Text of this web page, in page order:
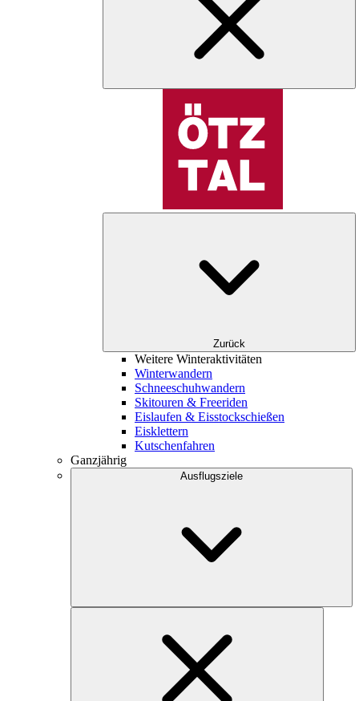
Zurück
Weitere Winteraktivitäten
Winterwandern
Schneeschuhwandern
Skitouren & Freeriden
Eislaufen & Eisstockschießen
Eisklettern
Kutschenfahren
Ganzjährig
Ausflugsziele